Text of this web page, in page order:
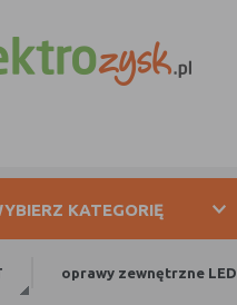
KATEGORIĘ
oprawy zewnętrzne LED